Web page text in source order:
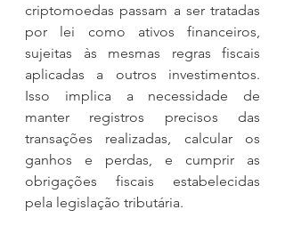
criptomoedas passam a ser tratadas
por lei como ativos financeiros,
sujeitas às mesmas regras fiscais
aplicadas a outros investimentos.
Isso implica a necessidade de
manter registros precisos das
transações realizadas, calcular os
ganhos e perdas, e cumprir as
obrigações fiscais estabelecidas
pela legislação tributária.